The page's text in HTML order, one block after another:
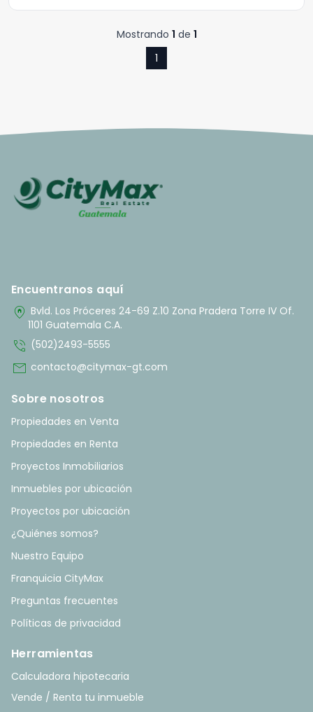
Mostrando 1 de 1
1
Encuentranos aquí
home_pin Bvld. Los Próceres 24-69 Z.10 Zona Pradera Torre IV Of.
1101 Guatemala C.A.
phone_in_talk (502)2493-5555
mail contacto@citymax-gt.com
Sobre nosotros
Propiedades en Venta
Propiedades en Renta
Proyectos Inmobiliarios
Inmuebles por ubicación
Proyectos por ubicación
¿Quiénes somos?
Nuestro Equipo
Franquicia CityMax
Preguntas frecuentes
Políticas de privacidad
Herramientas
Calculadora hipotecaria
Vende / Renta tu inmueble